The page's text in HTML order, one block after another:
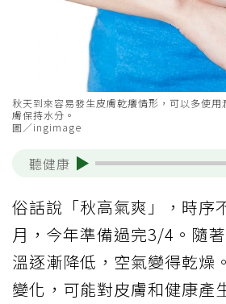
秋天到來容易發生皮膚乾癢情形，可以多使
膚保持水分。
圖／ingimage
聽健康
俗話說「秋高氣爽」，時序
月，今年準備過完3/4。隨
溫逐漸降低，空氣變得乾燥
變化，可能對皮膚和健康產